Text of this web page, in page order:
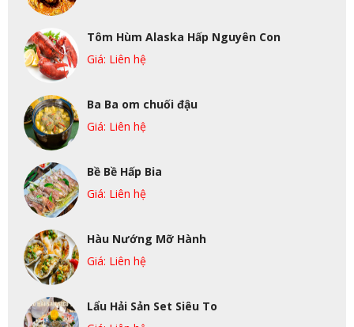
Tôm Hùm Alaska Hấp Nguyên Con
Giá: Liên hệ
Ba Ba om chuối đậu
Giá: Liên hệ
Bề Bề Hấp Bia
Giá: Liên hệ
Hàu Nướng Mỡ Hành
Giá: Liên hệ
Lẩu Hải Sản Set Siêu To